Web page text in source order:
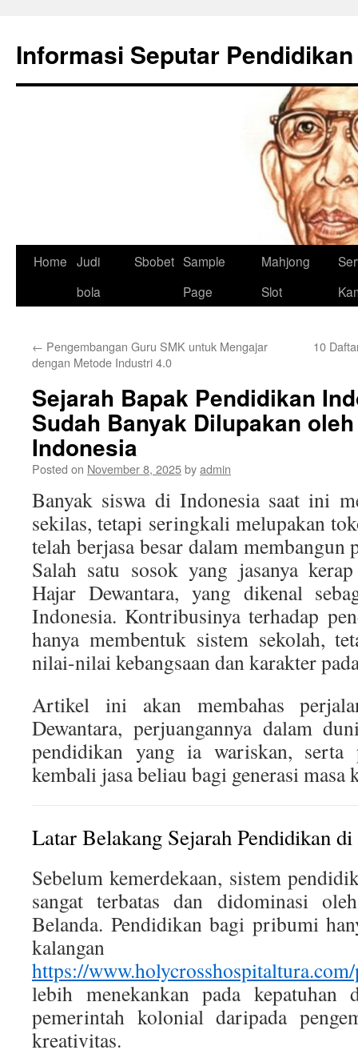
content
Informasi Seputar Pendidikan
Home Judi
bola
Sbobet Sample
Page
Mahjong
Slot
← Pengembangan Guru SMK untuk Mengajar
dengan Metode Industri 4.0
10
Sejarah Bapak Pendidikan
Sudah Banyak Dilupakan
Indonesia
Posted on November 8, 2025byadmin
Banyak siswa di Indonesia saat ini
sekilas, tetapi seringkali melupakan
telah berjasa besar dalam
Salah satu sosok yang jasanya
Hajar Dewantara, yang dikenal
Indonesia. Kontribusinya terhadap
hanya membentuk sistem sekolah,
nilai-nilai kebangsaan dan karakter
Artikel ini akan membahas
Dewantara, perjuangannya dalam
pendidikan yang ia wariskan, serta
kembali jasa beliau bagi generasi masa
Latar Belakang Sejarah Pendidikan
Sebelum kemerdekaan, sistem
sangat terbatas dan didominasi
Belanda. Pendidikan bagi pribumi
kalangan
https://
lebih menekankan pada kepatuhan
pemerintah kolonial daripada
kreativitas.